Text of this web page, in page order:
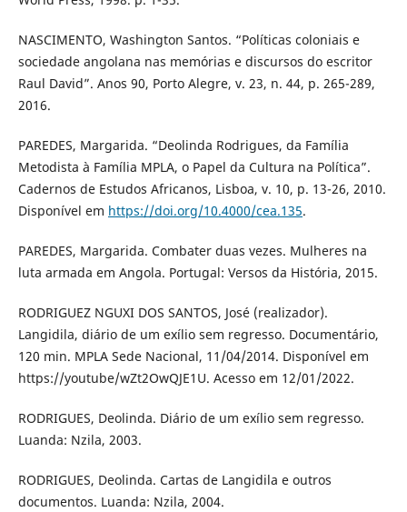
NASCIMENTO, Washington Santos. “Políticas coloniais e
sociedade angolana nas memórias e discursos do escritor
Raul David”. Anos 90, Porto Alegre, v. 23, n. 44, p. 265-289,
2016.
PAREDES, Margarida. “Deolinda Rodrigues, da Família
Metodista à Família MPLA, o Papel da Cultura na Política”.
Cadernos de Estudos Africanos, Lisboa, v. 10, p. 13-26, 2010.
Disponível em https://doi.org/10.4000/cea.135.
PAREDES, Margarida. Combater duas vezes. Mulheres na
luta armada em Angola. Portugal: Versos da História, 2015.
RODRIGUEZ NGUXI DOS SANTOS, José (realizador).
Langidila, diário de um exílio sem regresso. Documentário,
120 min. MPLA Sede Nacional, 11/04/2014. Disponível em
https://youtube/wZt2OwQJE1U. Acesso em 12/01/2022.
RODRIGUES, Deolinda. Diário de um exílio sem regresso.
Luanda: Nzila, 2003.
RODRIGUES, Deolinda. Cartas de Langidila e outros
documentos. Luanda: Nzila, 2004.